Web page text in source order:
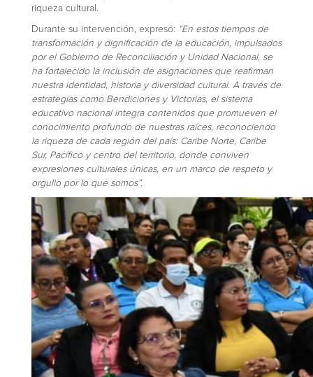
riqueza cultural.
Durante su intervención, expresó: “En estos tiempos de
transformación y dignificación de la educación, impulsados
por el Gobierno de Reconciliación y Unidad Nacional, se
ha fortalecido la inclusión de asignaciones que reafirman
nuestra identidad, historia y diversidad cultural. A través de
estrategias como Bendiciones y Victorias, el sistema
educativo nacional integra contenidos que promueven el
conocimiento profundo de nuestras raíces, reconociendo
la riqueza de cada región del país: Caribe Norte, Caribe
Sur, Pacífico y centro del territorio, donde conviven
expresiones culturales únicas, en un marco de respeto y
orgullo por lo que somos”.